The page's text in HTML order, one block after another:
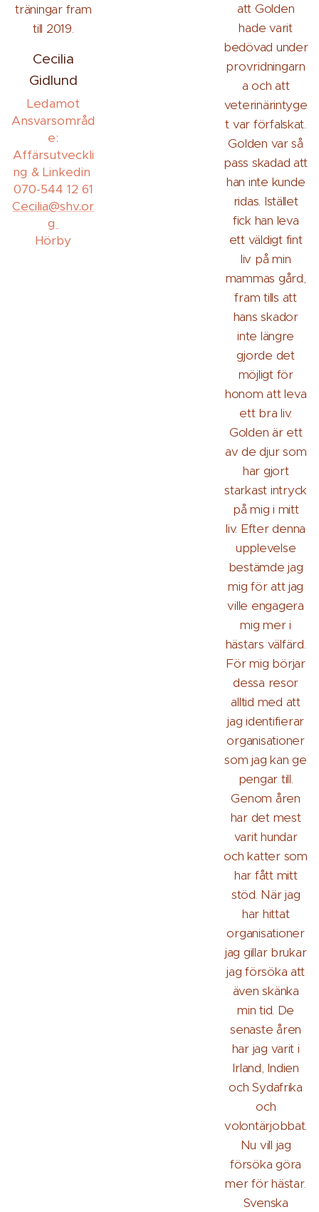
träningar fram
till 2019.
Cecilia
Gidlund
Ledamot
Ansvarsområd
e:
Affärsutveckli
ng & Linkedin
070-544 12 61
Cecilia@shv.or
g
Hörby
att Golden
hade varit
bedövad under
provridningarn
a och att
veterinärintyge
t var förfalskat.
Golden var så
pass skadad att
han inte kunde
ridas. Istället
fick han leva
ett väldigt fint
liv på min
mammas gård,
fram tills att
hans skador
inte längre
gjorde det
möjligt för
honom att leva
ett bra liv.
Golden är ett
av de djur som
har gjort
starkast intryck
på mig i mitt
liv. Efter denna
upplevelse
bestämde jag
mig för att jag
ville engagera
mig mer i
hästars välfärd.
För mig börjar
dessa resor
alltid med att
jag identifierar
organisationer
som jag kan ge
pengar till.
Genom åren
har det mest
varit hundar
och katter som
har fått mitt
stöd. När jag
har hittat
organisationer
jag gillar brukar
jag försöka att
även skänka
min tid. De
senaste åren
har jag varit i
Irland, Indien
och Sydafrika
och
volontärjobbat.
Nu vill jag
försöka göra
mer för hästar.
Svenska